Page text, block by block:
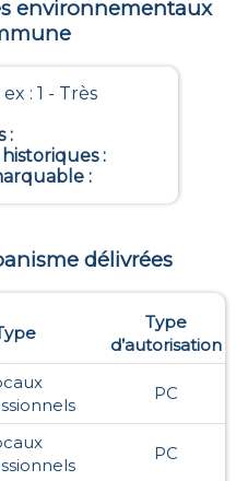
environnementaux
ex : 1 - Très
:
:
:
délivrées
Type
d’autorisation
PC
PC